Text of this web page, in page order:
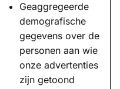
Geaggregeerde
demografische
gegevens over de
personen aan wie
onze advertenties
zijn getoond